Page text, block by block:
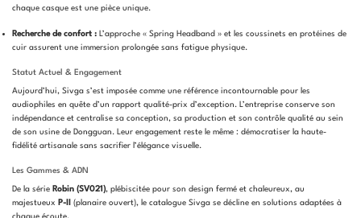
chaque casque est une pièce unique.
Recherche de confort : L’approche « Spring Headband » et les coussinets en protéines de
cuir assurent une immersion prolongée sans fatigue physique.
Statut Actuel & Engagement
Aujourd’hui, Sivga s’est imposée comme une référence incontournable pour les
audiophiles en quête d’un rapport qualité-prix d’exception. L’entreprise conserve son
indépendance et centralise sa conception, sa production et son contrôle qualité au sein
de son usine de Dongguan. Leur engagement reste le même : démocratiser la haute-
fidélité artisanale sans sacrifier l’élégance visuelle.
Les Gammes & ADN
De la série Robin (SV021), plébiscitée pour son design fermé et chaleureux, au
majestueux P-II
(planaire ouvert), le catalogue Sivga se décline en solutions adaptées à
chaque écoute.